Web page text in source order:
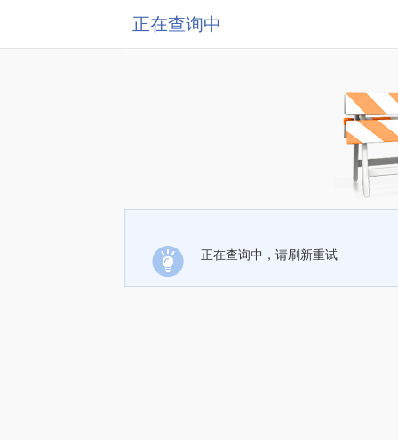
正在查询中
正在查询中，请刷新重试